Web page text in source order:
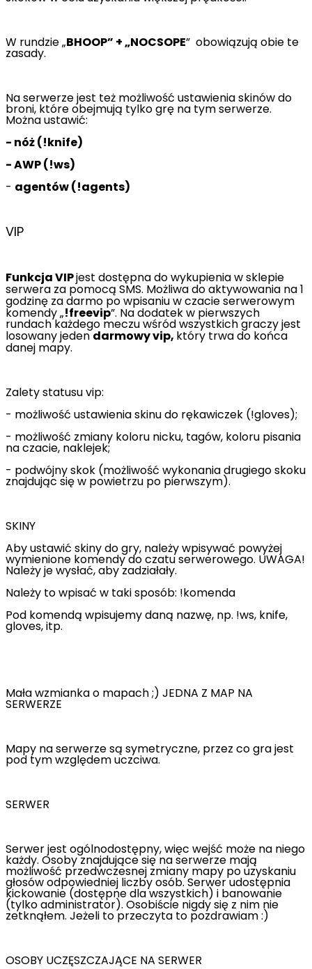
W rundzie „BHOOP” + „NOCSOPE” obowiązują obie te
zasady.
Na serwerze jest też możliwość ustawienia skinów do
broni, które obejmują tylko grę na tym serwerze.
Można ustawić:
- nóż (!knife)
- AWP (!ws)
- agentów (!agents)
VIP
Funkcja VIPjest dostępna do wykupienia w sklepie
serwera za pomocą SMS. Możliwa do aktywowania na 1
godzinę za darmo po wpisaniu w czacie serwerowym
komendy „!freevip”. Na dodatek w pierwszych
rundach każdego meczu wśród wszystkich graczy jest
losowany jedendarmowy vip, który trwa do końca
danej mapy.
Zalety statusu vip:
- możliwość ustawienia skinu do rękawiczek (!gloves);
- możliwość zmiany koloru nicku, tagów, koloru pisania
na czacie, naklejek;
- podwójny skok (możliwość wykonania drugiego skoku
znajdując się w powietrzu po pierwszym).
SKINY
Aby ustawić skiny do gry, należy wpisywać powyżej
wymienione komendy do czatu serwerowego. UWAGA!
Należy je wysłać, aby zadziałały.
Należy to wpisać w taki sposób: !komenda
Pod komendą wpisujemy daną nazwę, np. !ws, knife,
gloves, itp.
Mała wzmianka o mapach ;) JEDNA Z MAP NA
SERWERZE
Mapy na serwerze są symetryczne, przez co gra jest
pod tym względem uczciwa.
SERWER
Serwer jest ogólnodostępny, więc wejść może na niego
każdy. Osoby znajdujące się na serwerze mają
możliwość przedwczesnej zmiany mapy po uzyskaniu
głosów odpowiedniej liczby osób. Serwer udostępnia
kickowanie (dostępne dla wszystkich) i banowanie
(tylko administrator). Osobiście nigdy się z nim nie
zetknąłem. Jeżeli to przeczyta to pozdrawiam :)
OSOBY UCZĘSZCZAJĄCE NA SERWER